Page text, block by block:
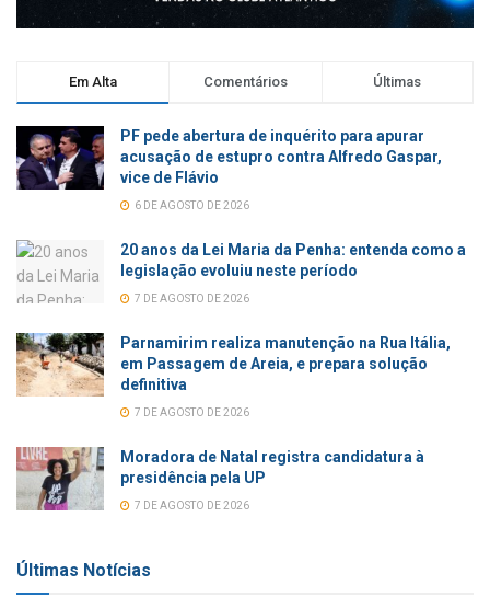
Em Alta Comentários Últimas
PF pede abertura de inquérito para apurar
acusação de estupro contra Alfredo Gaspar,
vice de Flávio
6 DE AGOSTO DE 2026
20 anos da Lei Maria da Penha: entenda como a
legislação evoluiu neste período
7 DE AGOSTO DE 2026
Parnamirim realiza manutenção na Rua Itália,
em Passagem de Areia, e prepara solução
definitiva
7 DE AGOSTO DE 2026
Moradora de Natal registra candidatura à
presidência pela UP
7 DE AGOSTO DE 2026
Últimas Notícias